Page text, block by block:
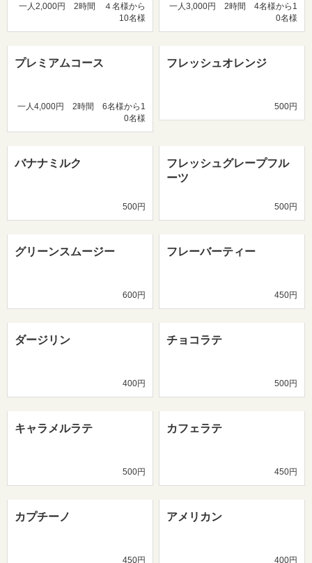
一人2,000円 2時間 ４名様から
10名様
一人3,000円 2時間 4名様から1
0名様
プレミアムコース
一人4,000円 2時間 6名様から1
0名様
フレッシュオレンジ
500円
バナナミルク
500円
フレッシュグレープフル
ーツ
500円
グリーンスムージー
600円
フレーバーティー
450円
ダージリン
400円
チョコラテ
500円
キャラメルラテ
500円
カフェラテ
450円
カプチーノ
450円
アメリカン
400円